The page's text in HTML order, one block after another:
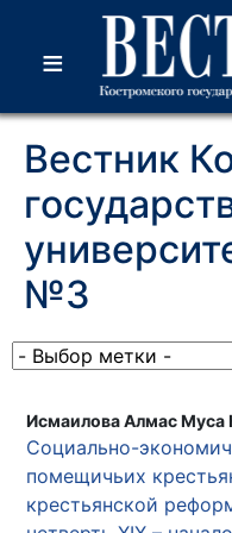
≡
Вестник
№3
Исмаилова Алмас Муса
Социально-
помещичьих
крестьянской